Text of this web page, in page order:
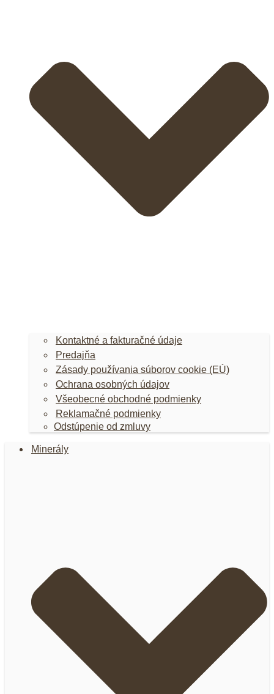
Kontaktné a fakturačné údaje
Predajňa
Zásady používania súborov cookie (EÚ)
Ochrana osobných údajov
Všeobecné obchodné podmienky
Reklamačné podmienky
Odstúpenie od zmluvy
Minerály